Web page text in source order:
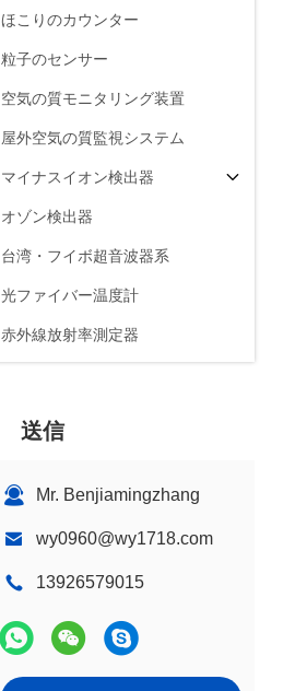
ほこりのカウンター
粒子のセンサー
空気の質モニタリング装置
屋外空気の質監視システム
マイナスイオン検出器
オゾン検出器
台湾・フイボ超音波器系
光ファイバー温度計
赤外線放射率測定器
送信
Mr. Benjiamingzhang
wy0960@wy1718.com
13926579015